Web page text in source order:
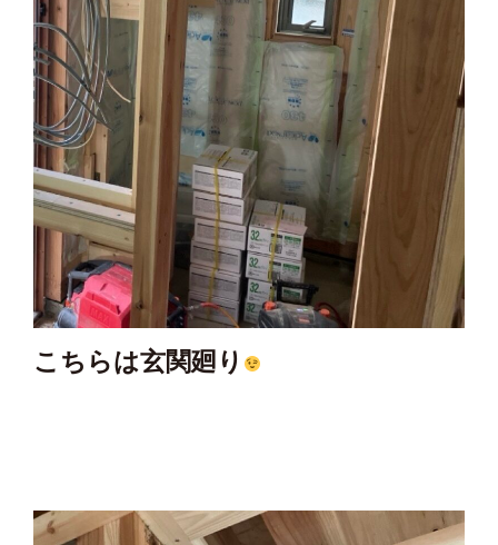
こちらは玄関廻り